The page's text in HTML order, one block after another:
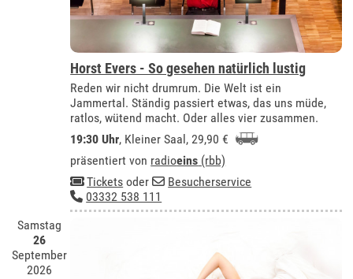
Horst Evers - So gesehen natürlich lustig
Reden wir nicht drumrum. Die Welt ist ein
Jammertal. Ständig passiert etwas, das uns müde,
ratlos, wütend macht. Oder alles vier zusammen.
19:30 Uhr, Kleiner Saal, 29,90 €
präsentiert von radioeins (rbb)
Tickets oder
Besucherservice
03332 538 111
Samstag
26
September
2026